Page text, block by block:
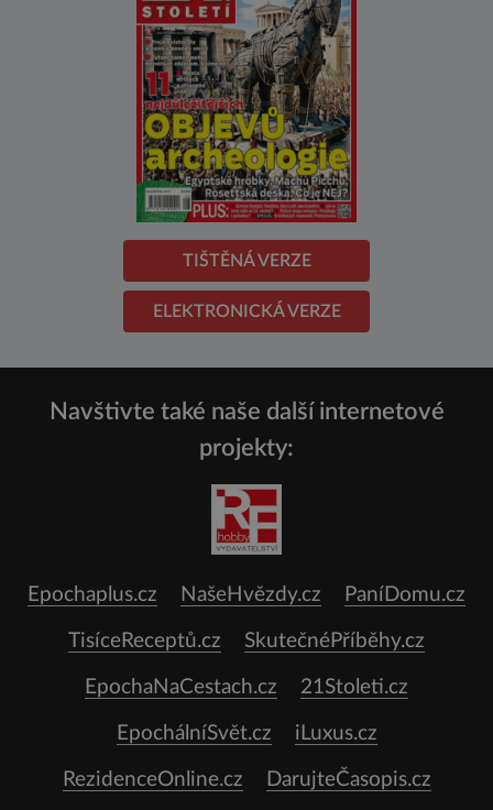
TIŠTĚNÁ VERZE
ELEKTRONICKÁ VERZE
Navštivte také naše další internetové
projekty:
Epochaplus.cz NašeHvězdy.cz PaníDomu.cz
TisíceReceptů.cz SkutečnéPříběhy.cz
EpochaNaCestach.cz 21Stoleti.cz
EpochálníSvět.cz iLuxus.cz
RezidenceOnline.cz DarujteČasopis.cz